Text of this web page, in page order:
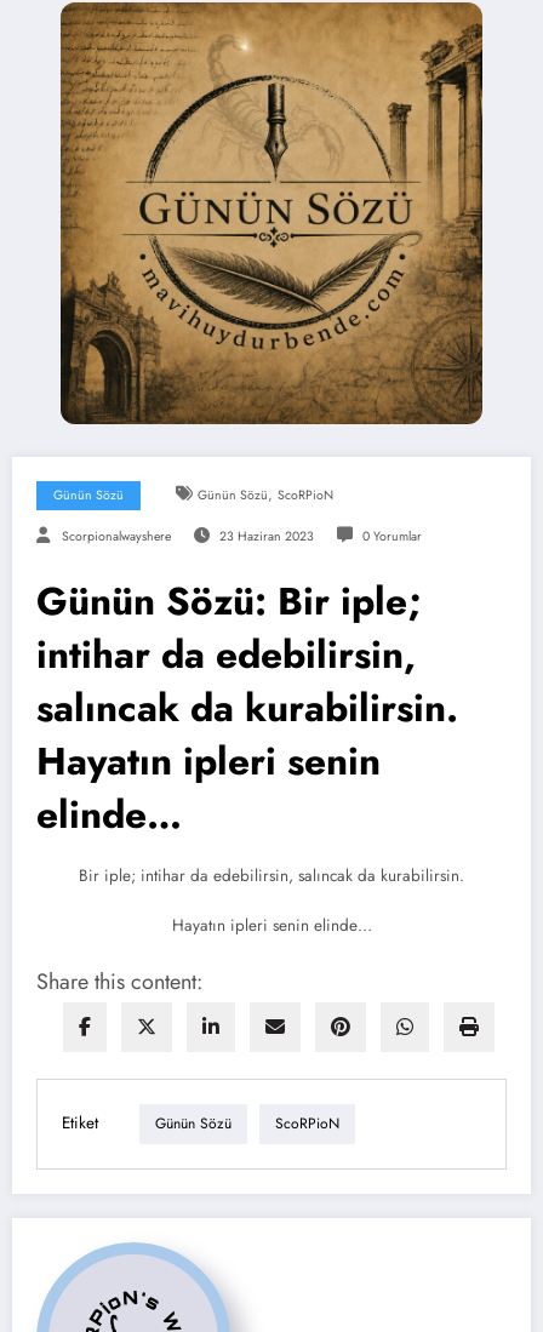
Günün Sözü Günün Sözü, ScoRPioN
Scorpionalwayshere 23 Haziran 2023 0 Yorumlar
Günün Sözü: Bir iple;
intihar da edebilirsin,
salıncak da kurabilirsin.
Hayatın ipleri senin
elinde…
Bir iple; intihar da edebilirsin, salıncak da kurabilirsin.
Hayatın ipleri senin elinde…
Share this content:
Etiket Günün Sözü ScoRPioN